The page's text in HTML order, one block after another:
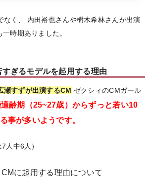
く、
内田裕也さんや樹木希林さんが出演
時期ありました。
ぎるモデルを起用する理由
すずが出演するCM ゼクシィのCMガール
齢期（25~27歳）からずっと若い10
事が多いようです。
人中6人）
に起用する理由について